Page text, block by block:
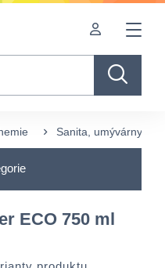
Sanita, umývárny a
ECO 750 ml